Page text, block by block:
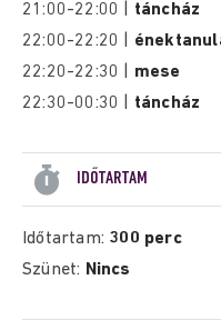
21:00-22:00 | táncház
22:00-22:20 |
22:20-22:30 | mese
22:30-00:30 | táncház
IDŐTARTAM
Időtartam: 300 perc
Szünet: Nincs